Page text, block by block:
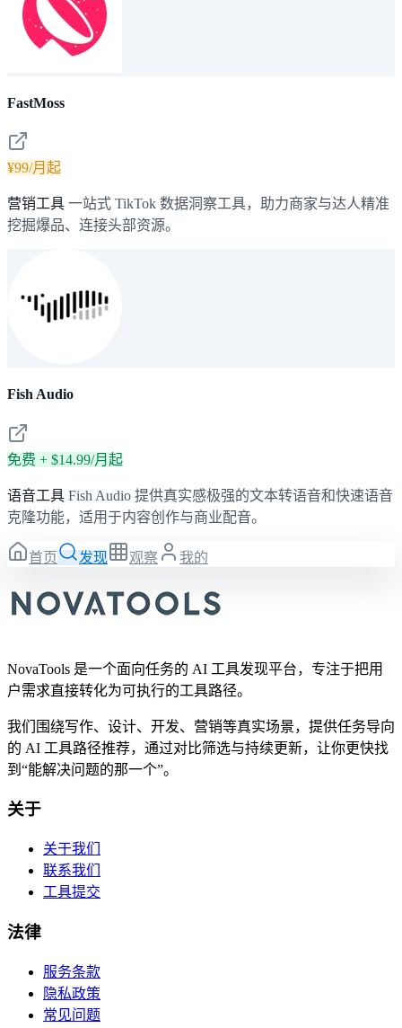
FastMoss
¥99/月起
营销工具 一站式 TikTok 数据洞察工具，助力商家与达人精准
挖掘爆品、连接头部资源。
Fish Audio
免费 + $14.99/月起
语音工具 Fish Audio 提供真实感极强的文本转语音和快速语音
克隆功能，适用于内容创作与商业配音。
首页 发现 观察 我的
NovaTools 是一个面向任务的 AI 工具发现平台，专注于把用
户需求直接转化为可执行的工具路径。
我们围绕写作、设计、开发、营销等真实场景，提供任务导向
的 AI 工具路径推荐，通过对比筛选与持续更新，让你更快找
到“能解决问题的那一个”。
关于
关于我们
联系我们
工具提交
法律
服务条款
隐私政策
常见问题